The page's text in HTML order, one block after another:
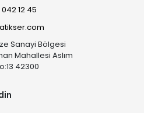
12 45
Sanayi Bölgesi
Mahallesi Aslım
42300